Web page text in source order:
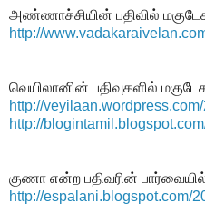
அண்ணாச்சியின் பதிவில்
http://
வெயிலானின் பதிவுகளில்
http://
http://
குணா என்ற பதிவரின்
http://espalani.blogspot.com/